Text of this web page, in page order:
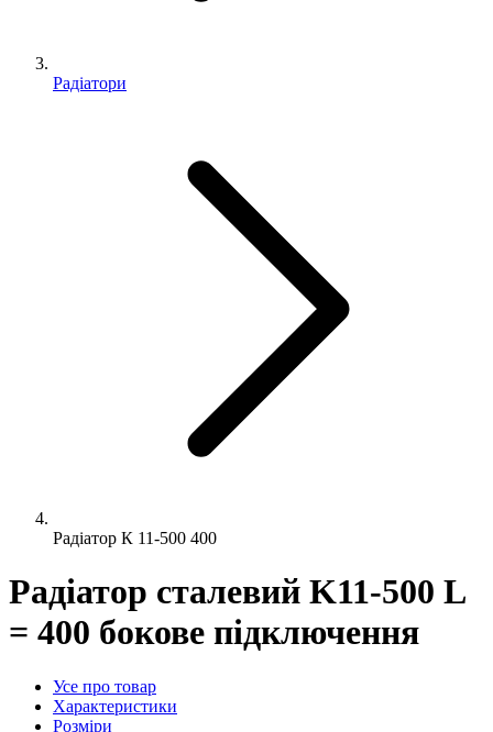
Радіатори
Радіатор К 11-500 400
Радіатор сталевий K11-500 L
= 400 бокове підключення
Усе про товар
Характеристики
Розміри